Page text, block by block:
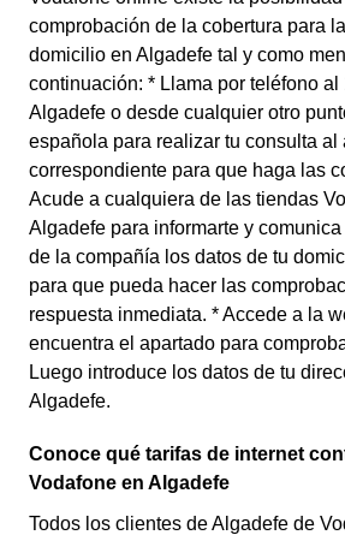
comprobación de la cobertura para
domicilio en Algadefe tal y como
continuación: * Llama por teléfono al
Algadefe o desde cualquier otro
española para realizar tu consulta al
correspondiente para que haga las
Acude a cualquiera de las tiendas
Algadefe para informarte y
de la compañía los datos de tu
para que pueda hacer las
respuesta inmediata. * Accede a la
encuentra el apartado para
Luego introduce los datos de tu
Algadefe.
Conoce qué tarifas de internet
Vodafone en Algadefe
Todos los clientes de Algadefe de